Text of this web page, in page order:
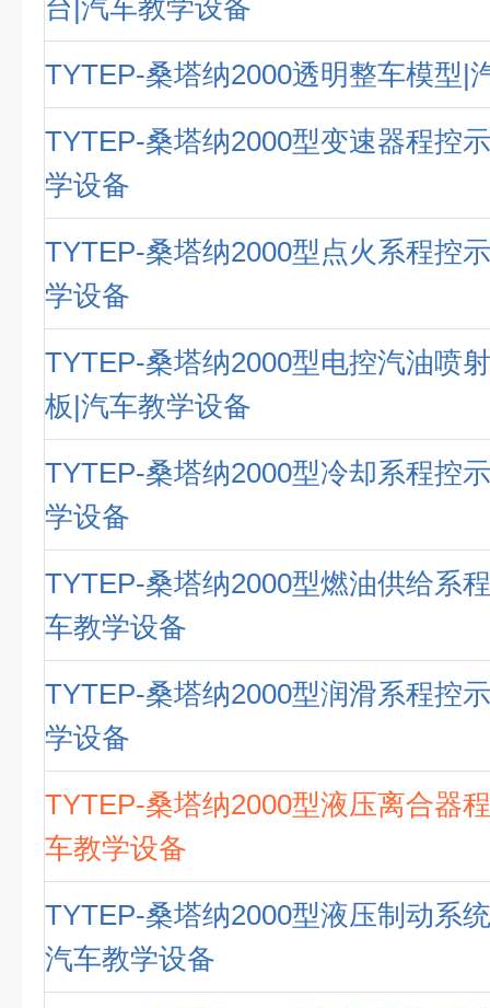
台|汽车教学设备
TYTEP-桑塔纳2000透明整车模型|
TYTEP-桑塔纳2000型变速器程控
学设备
TYTEP-桑塔纳2000型点火系程控
学设备
TYTEP-桑塔纳2000型电控汽油喷
板|汽车教学设备
TYTEP-桑塔纳2000型冷却系程控
学设备
TYTEP-桑塔纳2000型燃油供给系
车教学设备
TYTEP-桑塔纳2000型润滑系程控
学设备
TYTEP-桑塔纳2000型液压离合器
车教学设备
TYTEP-桑塔纳2000型液压制动系
汽车教学设备